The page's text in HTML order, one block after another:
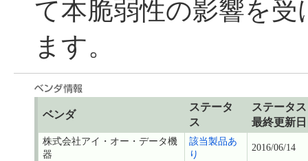
て本脆弱性の影響を
ます。
ベンダ
ステータ
ス
ステータス
最終更新日
株式会社アイ・オー・データ機
器
該当製品あ
り
2016/06/14